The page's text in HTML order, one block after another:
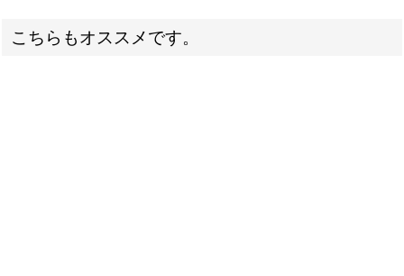
こちらもオススメです。